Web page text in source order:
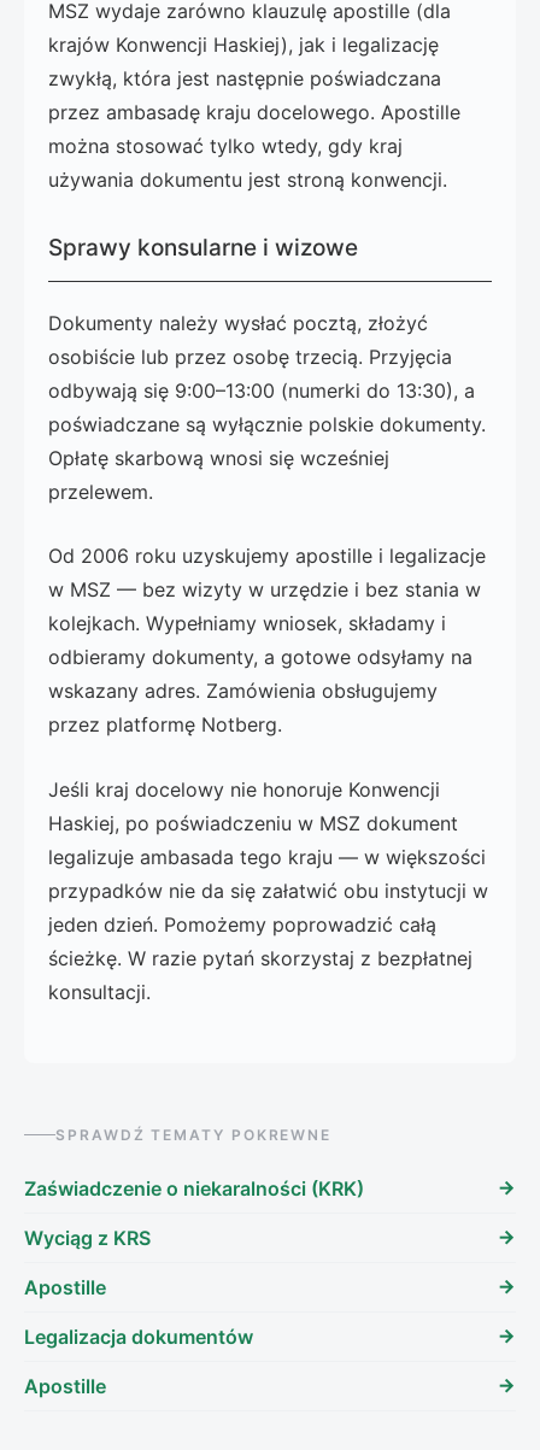
MSZ wydaje zarówno klauzulę apostille (dla
krajów Konwencji Haskiej), jak i legalizację
zwykłą, która jest następnie poświadczana
przez ambasadę kraju docelowego. Apostille
można stosować tylko wtedy, gdy kraj
używania dokumentu jest stroną konwencji.
Sprawy konsularne i wizowe
Dokumenty należy wysłać pocztą, złożyć
osobiście lub przez osobę trzecią. Przyjęcia
odbywają się 9:00–13:00 (numerki do 13:30), a
poświadczane są wyłącznie polskie dokumenty.
Opłatę skarbową wnosi się wcześniej
przelewem.
Od 2006 roku uzyskujemy apostille i legalizacje
w MSZ — bez wizyty w urzędzie i bez stania w
kolejkach. Wypełniamy wniosek, składamy i
odbieramy dokumenty, a gotowe odsyłamy na
wskazany adres. Zamówienia obsługujemy
przez platformę Notberg.
Jeśli kraj docelowy nie honoruje Konwencji
Haskiej, po poświadczeniu w MSZ dokument
legalizuje ambasada tego kraju — w większości
przypadków nie da się załatwić obu instytucji w
jeden dzień. Pomożemy poprowadzić całą
ścieżkę. W razie pytań skorzystaj z bezpłatnej
konsultacji.
SPRAWDŹ TEMATY POKREWNE
Zaświadczenie o niekaralności (KRK)
Wyciąg z KRS
Apostille
Legalizacja dokumentów
Apostille